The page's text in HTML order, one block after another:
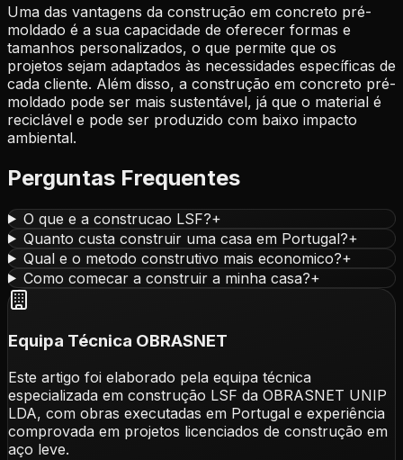
Uma das vantagens da construção em concreto pré-
moldado é a sua capacidade de oferecer formas e
tamanhos personalizados, o que permite que os
projetos sejam adaptados às necessidades específicas de
cada cliente. Além disso, a construção em concreto pré-
moldado pode ser mais sustentável, já que o material é
reciclável e pode ser produzido com baixo impacto
ambiental.
Perguntas Frequentes
O que e a construcao LSF?+
Quanto custa construir uma casa em Portugal?+
Qual e o metodo construtivo mais economico?+
Como comecar a construir a minha casa?+
Equipa Técnica OBRASNET
Este artigo foi elaborado pela equipa técnica
especializada em construção LSF da OBRASNET UNIP
LDA, com obras executadas em Portugal e experiência
comprovada em projetos licenciados de construção em
aço leve.